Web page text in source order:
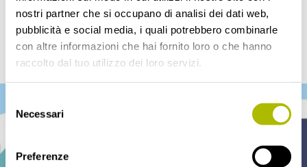
nostri partner che si occupano di analisi dei dati web,
pubblicità e social media, i quali potrebbero combinarle
con altre informazioni che hai fornito loro o che hanno
raccolto dal tuo utilizzo dei loro servizi.
delNecessari
Preferenze
Piano Spostamenti Casa-lavoro
(PSCL)